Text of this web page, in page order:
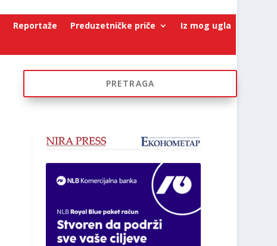
Reportaže Preduzetničke priče Iz mog ugla